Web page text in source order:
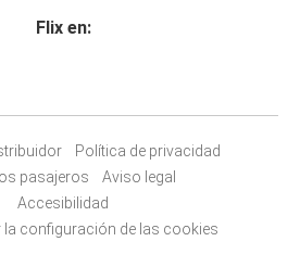
Flix en:
Política de privacidad
pasajeros
Aviso legal
Accesibilidad
la configuración de las cookies